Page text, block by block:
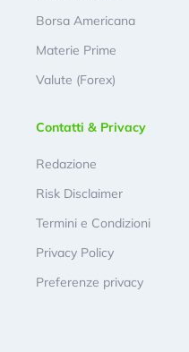
Borsa Americana
Materie Prime
Valute (Forex)
Contatti & Privacy
Redazione
Risk Disclaimer
Termini e Condizioni
Privacy Policy
Preferenze privacy